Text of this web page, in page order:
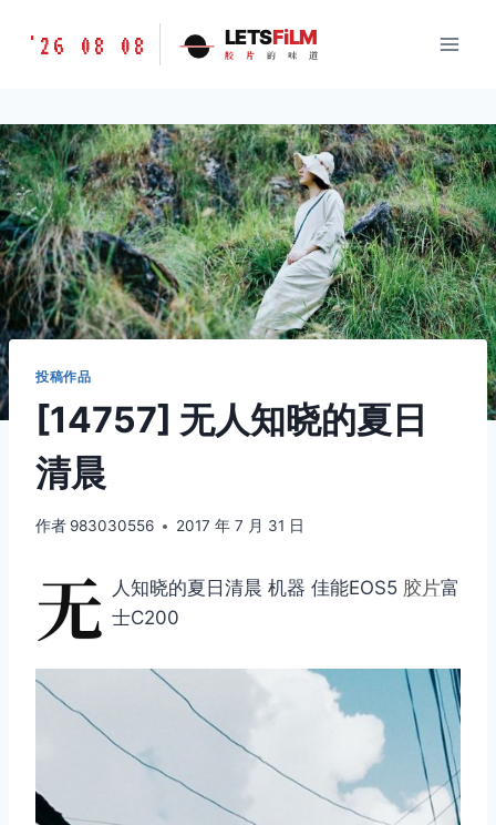
胶
味
道
LETSFILM
'26 08 08 LETSFiLM
胶 片 的 味 道
投稿作品
[14757] 无人知晓的夏日
清晨
作者 983030556 2017 年 7 月 31 日
无 人知晓的夏日清晨 机器 佳能EOS5 胶片富
士C200